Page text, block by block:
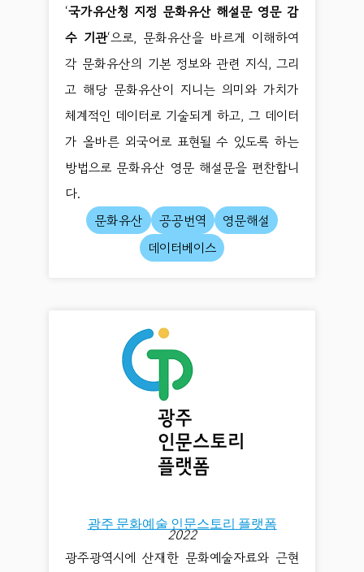
‘국가유산청 지정 문화유산 해설문 영문 감
수 기관‘으로, 문화유산을 바르게 이해하여
각 문화유산의 기본 정보와 관련 지식, 그리
고 해당 문화유산이 지니는 의미와 가치가
체계적인 데이터로 기술되게 하고, 그 데이터
가 올바른 외국어로 표현될 수 있도록 하는
방법으로 문화유산 영문 해설문을 편찬합니
다.
문화유산
공공번역
영문해설
데이터베이스
광주 문화예술 인문스토리 플랫폼
2022
광주광역시에 산재한 문화예술자료와 근현